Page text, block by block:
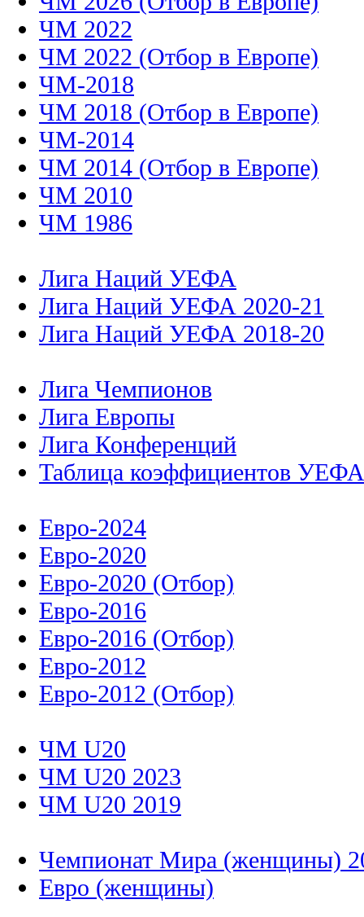
ЧМ 2022
ЧМ 2022 (Отбор в Европе)
ЧМ-2018
ЧМ 2018 (Отбор в Европе)
ЧМ-2014
ЧМ 2014 (Отбор в Европе)
ЧМ 2010
ЧМ 1986
Лига Наций УЕФА
Лига Наций УЕФА 2020-21
Лига Наций УЕФА 2018-20
Лига Чемпионов
Лига Европы
Лига Конференций
Таблица коэффициентов УЕФА
Евро-2024
Евро-2020
Евро-2020 (Отбор)
Евро-2016
Евро-2016 (Отбор)
Евро-2012
Евро-2012 (Отбор)
ЧМ U20
ЧМ U20 2023
ЧМ U20 2019
Чемпионат Мира (женщины)
Евро (женщины)